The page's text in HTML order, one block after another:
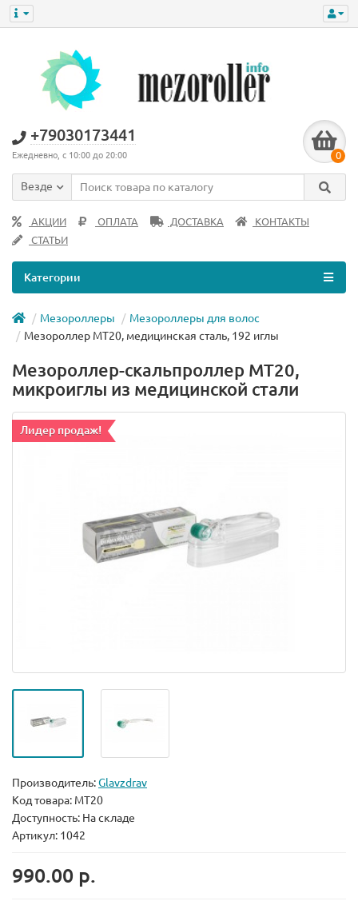
+79030173441
Ежедневно, с 10:00 до 20:00 0
Везде
АКЦИИ ОПЛАТА ДОСТАВКА
КОНТАКТЫ
СТАТЬИ
Категории
Мезороллеры
Мезороллеры для волос
Мезороллер MT20, медицинская сталь, 192 иглы
Мезороллер-скальпроллер MT20,
микроиглы из медицинской стали
Лидер продаж!
Производитель:Glavzdrav
Код товара: МТ20
Доступность: На складе
Артикул: 1042
990.00 р.